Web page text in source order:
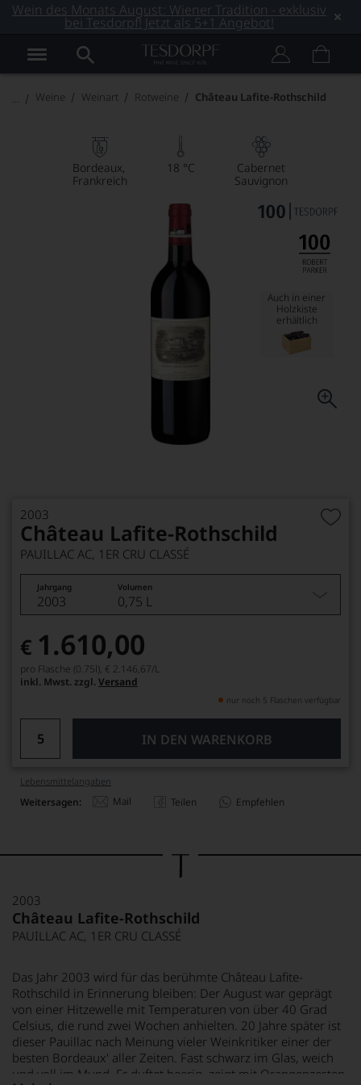
Wein des Monats August: Wiener Tradition - exklusiv
bei Tesdorpf! Jetzt als 5+1 Angebot!
Weine Weinart Rotweine Château Lafite-Rothschild
Bordeaux
Frankreich
18 °C
Cabernet
Sauvignon
Auch in einer
Holzkiste
erhältlich
2003
Château Lafite-Rothschild
PAUILLAC AC, 1ER CRU CLASSÉ
Jahrgang Volumen
2003 0,75 L
€ 1.610,00
pro Flasche (0.75l), € 2.146,67/L
inkl. Mwst. zzgl. Versand
nur noch 5 Flaschen verfügbar
IN DEN WARENKORB
Lebensmittel­angaben
Weitersagen: Mail Teilen Empfehlen
2003
Château Lafite-Rothschild
PAUILLAC AC, 1ER CRU CLASSÉ
Das Jahr 2003 wird für das berühmte Château Lafite-
Rothschild in Erinnerung bleiben: Der August war geprägt
von einer Hitzewelle mit Temperaturen von über 40 Grad
Celsius, die rund zwei Wochen anhielten. 20 Jahre später ist
dieser Pauillac nach Meinung vieler Weinkritiker einer der
besten Bordeaux' aller Zeiten. Fast schwarz im Glas, weich
und voll im Mund. Er duftet beerig, zeigt mit Orangenzesten